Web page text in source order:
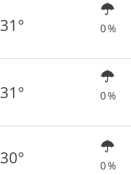
31° 0 %
31° 0 %
30° 0 %